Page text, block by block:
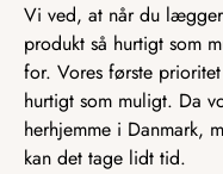
Vi ved, at når du
produkt så hurtigt som
for. Vores første
hurtigt som muligt. Da
herhjemme i Danmark,
kan det tage lidt tid.